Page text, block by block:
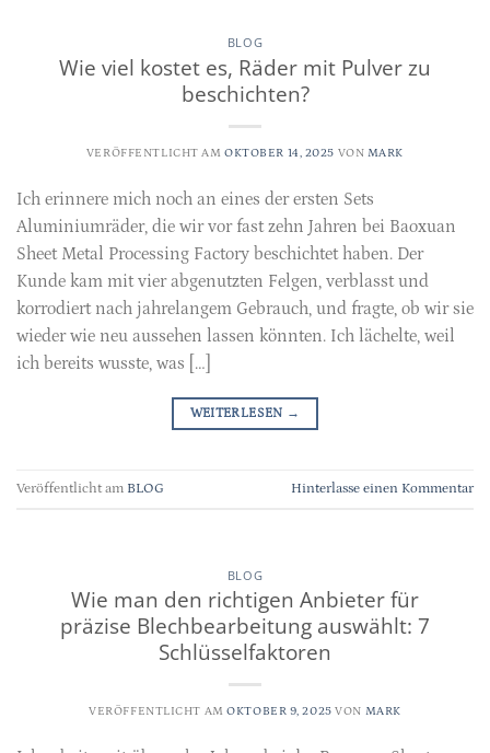
BLOG
Wie viel kostet es, Räder mit Pulver zu
beschichten?
VERÖFFENTLICHT AMOKTOBER 14, 2025 VON MARK
Ich erinnere mich noch an eines der ersten Sets
Aluminiumräder, die wir vor fast zehn Jahren bei Baoxuan
Sheet Metal Processing Factory beschichtet haben. Der
Kunde kam mit vier abgenutzten Felgen, verblasst und
korrodiert nach jahrelangem Gebrauch, und fragte, ob wir sie
wieder wie neu aussehen lassen könnten. Ich lächelte, weil
ich bereits wusste, was […]
WEITERLESEN →
Veröffentlicht am BLOG Hinterlasse einen Kommentar
BLOG
Wie man den richtigen Anbieter für
präzise Blechbearbeitung auswählt: 7
Schlüsselfaktoren
VERÖFFENTLICHT AMOKTOBER 9, 2025 VON MARK